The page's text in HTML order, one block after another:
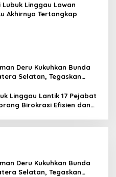
Linggau Lawan
Akhirnya Tertangkap
Deru Kukuhkan Bunda
Selatan, Tegaskan
Linggau Lantik 17 Pejabat
Birokrasi Efisien dan
Deru Kukuhkan Bunda
Selatan, Tegaskan